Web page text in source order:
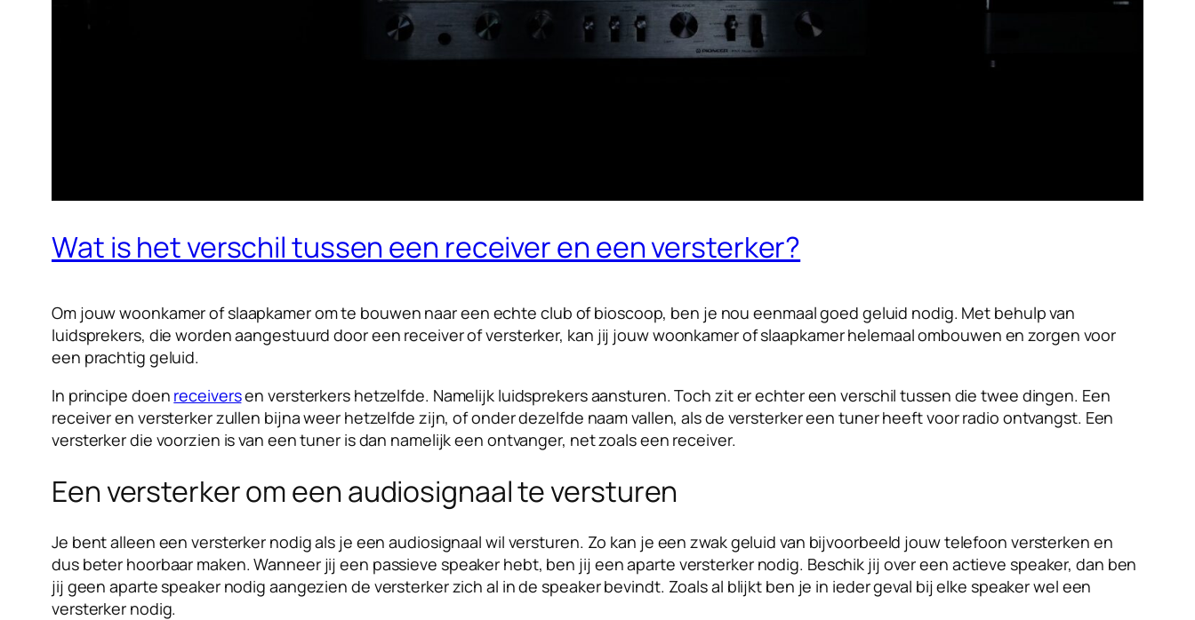
Wat is het verschil tussen een receiver en een versterker?
Om jouw woonkamer of slaapkamer om te bouwen naar een echte club of bioscoop, ben je nou eenmaal goed geluid nodig. Met behulp van
luidsprekers, die worden aangestuurd door een receiver of versterker, kan jij jouw woonkamer of slaapkamer helemaal ombouwen en zorgen voor
een prachtig geluid.
In principe doen receiversen versterkers hetzelfde. Namelijk luidsprekers aansturen. Toch zit er echter een verschil tussen die twee dingen. Een
receiver en versterker zullen bijna weer hetzelfde zijn, of onder dezelfde naam vallen, als de versterker een tuner heeft voor radio ontvangst. Een
versterker die voorzien is van een tuner is dan namelijk een ontvanger, net zoals een receiver.
Een versterker om een audiosignaal te versturen
Je bent alleen een versterker nodig als je een audiosignaal wil versturen. Zo kan je een zwak geluid van bijvoorbeeld jouw telefoon versterken en
dus beter hoorbaar maken. Wanneer jij een passieve speaker hebt, ben jij een aparte versterker nodig. Beschik jij over een actieve speaker, dan ben
jij geen aparte speaker nodig aangezien de versterker zich al in de speaker bevindt. Zoals al blijkt ben je in ieder geval bij elke speaker wel een
versterker nodig.